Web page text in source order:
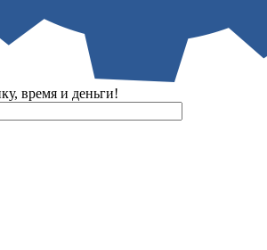
время и деньги!